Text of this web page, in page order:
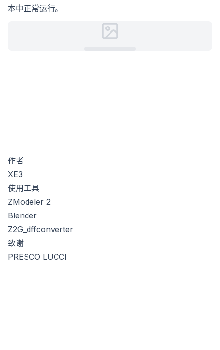
本中正常运行。
作者
XE3
使用工具
ZModeler 2
Blender
Z2G_dffconverter
致谢
PRESCO LUCCI